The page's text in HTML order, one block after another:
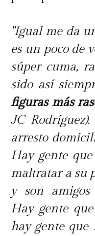
A días de su
Gloria
momento
cosechas. He
de pareja,
trabajando en
amigos fieles.
en la vida y
"Igual me da
es un poco de
súper cuma,
sido así
figuras más
JC
arresto
Hay gente
maltratar a su
y son
Hay gente
hay gente que